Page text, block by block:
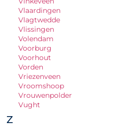
Vlaardingen
Vlagtwedde
Vlissingen
Volendam
Voorburg
Voorhout
Vorden
Vriezenveen
Vroomshoop
Vrouwenpolder
Vught
Z